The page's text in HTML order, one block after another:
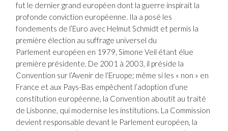
fut le dernier grand européen dont la guerre inspirait la
profonde conviction européenne. Ila a posé les
fondements de l’Euro avec Helmut Schmidt et permis la
première élection au suffrage universel du
Parlement européen en 1979, Simone Veil étant élue
première présidente. De 2001 à 2003, il préside la
Convention sur l’Avenir de l’Eruope; même si les « non » en
France et aux Pays-Bas empêchent l’adoption d’une
constitution européenne, la Convention aboutit au traité
de Lisbonne, qui modernise les institutions. La Commission
devient responsable devant le Parlement européen, la